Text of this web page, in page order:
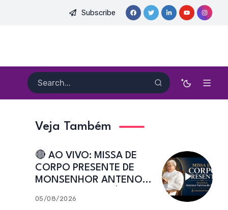
PE. HEITOR PEREIRA DIAS, FSA | Catedral de Sant’Ana |
Subscribe
Veja Também
🔴 AO VIVO: MISSA DE
CORPO PRESENTE DE
MONSENHOR ANTENOR
Catedral de Sant’Ana
05/08/2026